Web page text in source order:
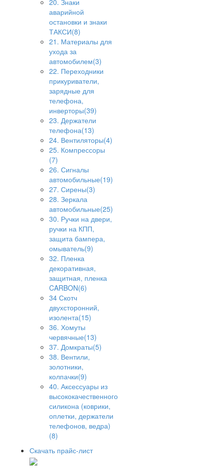
20. Знаки
аварийной
остановки и знаки
ТАКСИ(8)
21. Материалы для
ухода за
автомобилем(3)
22. Переходники
прикуриватели,
зарядные для
телефона,
инверторы(39)
23. Держатели
телефона(13)
24. Вентиляторы(4)
25. Компрессоры
(7)
26. Сигналы
автомобильные(19)
27. Сирены(3)
28. Зеркала
автомобильные(25)
30. Ручки на двери,
ручки на КПП,
защита бампера,
омыватель(9)
32. Пленка
декоративная,
защитная, пленка
CARBON(6)
34 Скотч
двухсторонний,
изолента(15)
36. Хомуты
червячные(13)
37. Домкраты(5)
38. Вентили,
золотники,
колпачки(9)
40. Аксессуары из
высококачественного
силикона (коврики,
оплетки, держатели
телефонов, ведра)
(8)
Скачать прайс-лист